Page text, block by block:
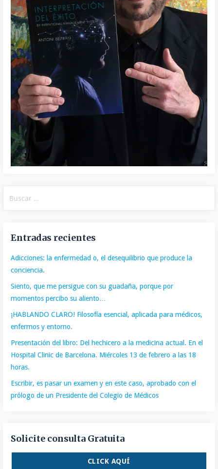
Entradas recientes
Adicciones: la enfermedad o, el desequilibrio que produce la
conciencia.
Siento, que me persigue con su guadaña, porque por
momentos percibo su aliento…
¡HABLANDO CLARO! Filosofía esencial, aplicada para médicos,
enfermos y entorno.
Presentación del libro: Del hechicero a la medicina actual. En el
Hospital Clinic de Barcelona. Miércoles 13 de febrero a las 18
horas.
Escribir, es pasar un examen y en este caso, aprobado con el
prólogo de un Presidente del Colegio de Médicos
Solicite consulta Gratuita
CLICK AQUÍ